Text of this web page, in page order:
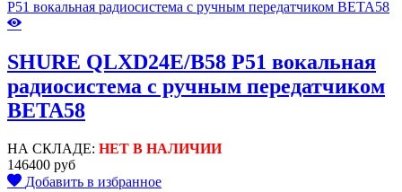
SHURE QLXD24E/B58 P51 вокальная
радиосистема с ручным передатчиком
BETA58
НА СКЛАДЕ: НЕТ В НАЛИЧИИ
146400 руб
Добавить в избранное